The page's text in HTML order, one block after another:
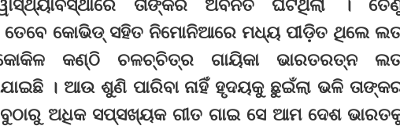
ତେବେ କୋଭିଡ୍ ସହିତ ନିମୋନିଆରେ ମଧ୍ୟ ପୀଡ଼ିତ ଥିଲେ
କଣ୍ଠି ଚଳଚ୍ଚିତ୍ର ଗାୟିକା ଭାରତରତ୍ନ
। ଆଉ ଶୁଣି ପାରିବା ନାହିଁ ହୃଦୟକୁ ଛୁଇଁଲା ଭଳି
ଅଧିକ ସପ୍ସଖ୍ୟକ ଗୀତ ଗାଇ ସେ ଆମ ଦେଶ